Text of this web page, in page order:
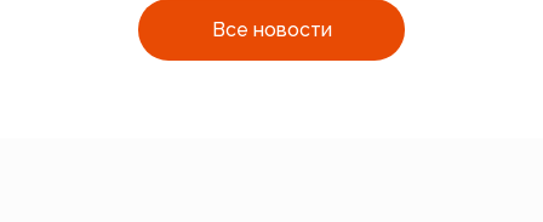
Все новости